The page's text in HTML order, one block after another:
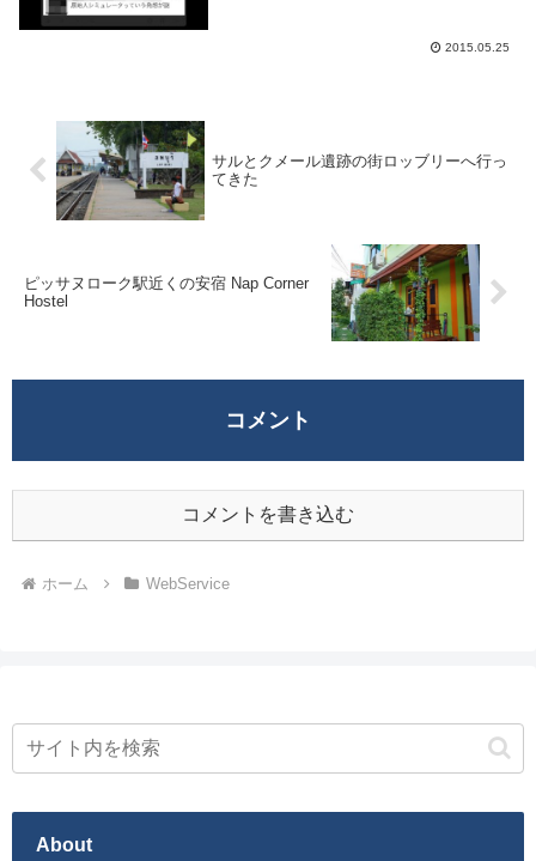
2015.05.25
サルとクメール遺跡の街ロッブリーへ行っ
てきた
ピッサヌローク駅近くの安宿 Nap Corner
Hostel
コメント
コメントを書き込む
ホーム WebService
About